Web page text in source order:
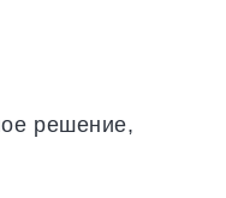
решение,